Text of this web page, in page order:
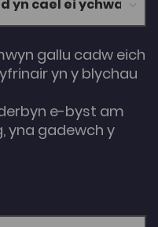
gallu cadw eich
yn y blychau
e-byst am
yna gadewch y